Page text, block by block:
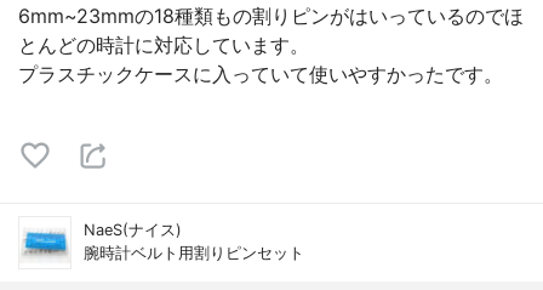
6mm~23mmの18種類もの割りピンがはいっているのでほ
とんどの時計に対応しています。
プラスチックケースに入っていて使いやすかったです。
NaeS(ナイス)
腕時計ベルト用割りピンセット